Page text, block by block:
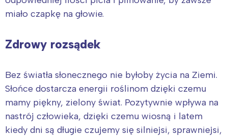
miało czapkę na głowie.
Zdrowy rozsądek
Bez światła słonecznego nie byłoby życia na Ziemi.
Słońce dostarcza energii roślinom dzięki czemu
mamy piękny, zielony świat. Pozytywnie wpływa na
nastrój człowieka, dzięki czemu wiosną i latem
kiedy dni są długie czujemy się silniejsi, sprawniejsi,